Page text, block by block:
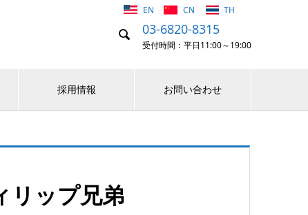
 03-6820-8315
受付時間：平日11:00～19:00
EN CN TH
採用情報 お問い合わせ
リップ兄弟